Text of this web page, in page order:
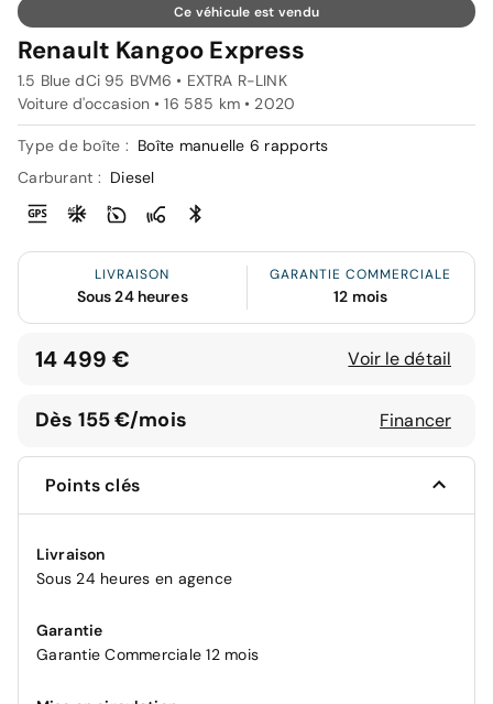
Ce véhicule est vendu
Renault Kangoo Express
1.5 Blue dCi 95 BVM6 • EXTRA R-LINK
Voiture d'occasion • 16 585 km • 2020
Type de boîte : Boîte manuelle 6 rapports
Carburant : Diesel
LIVRAISON
Sous 24 heures
GARANTIE COMMERCIALE
12 mois
14 499 € Voir le détail
Dès 155 €/mois Financer
Points clés
Livraison
Sous 24 heures en agence
Garantie
Garantie Commerciale 12 mois